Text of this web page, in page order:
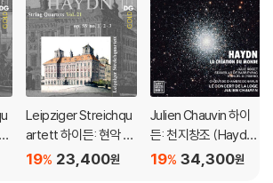
Leipziger Streichqu
artett 하이든: 현악 사
중주 21집 (Haydn: Str
23,400원
19%
Julien Chauvin 하이
든: 천지창조 (Haydn:
La Creation du mon
34,300원
19%